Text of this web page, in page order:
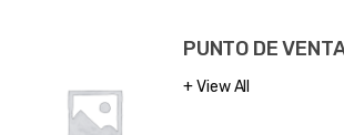
PUNTO DE
View All